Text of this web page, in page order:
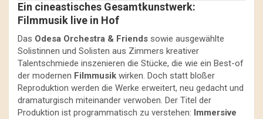
Ein cineastisches Gesamtkunstwerk:
Filmmusik live in Hof
Das Odesa Orchestra & Friends sowie ausgewählte
Solistinnen und Solisten aus Zimmers kreativer
Talentschmiede inszenieren die Stücke, die wie ein Best-of
der modernen Filmmusik wirken. Doch statt bloßer
Reproduktion werden die Werke erweitert, neu gedacht und
dramaturgisch miteinander verwoben. Der Titel der
Produktion ist programmatisch zu verstehen: Immersive